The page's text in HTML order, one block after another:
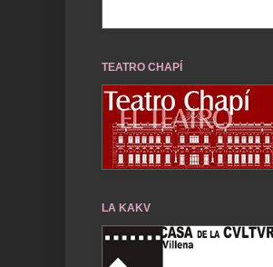
TEATRO CHAPÍ
LA KAKV